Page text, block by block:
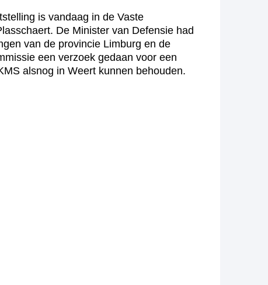
is vandaag in de Vaste
De Minister van Defensie had
van de provincie Limburg en de
een verzoek gedaan voor een
alsnog in Weert kunnen behouden.